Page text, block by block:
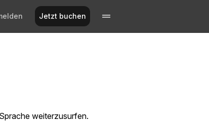
Jetzt buchen
weiterzusurfen.